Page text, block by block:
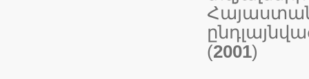
(2001)